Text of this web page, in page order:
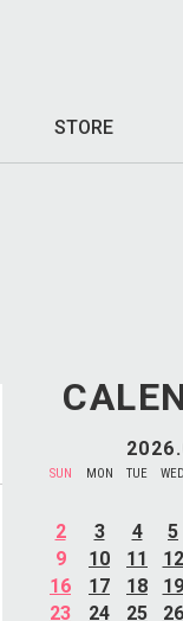
STORE
SUN MON TUE WED
2
3 4 5
9
10 11 12
16
17 18 19
23
24 25 26